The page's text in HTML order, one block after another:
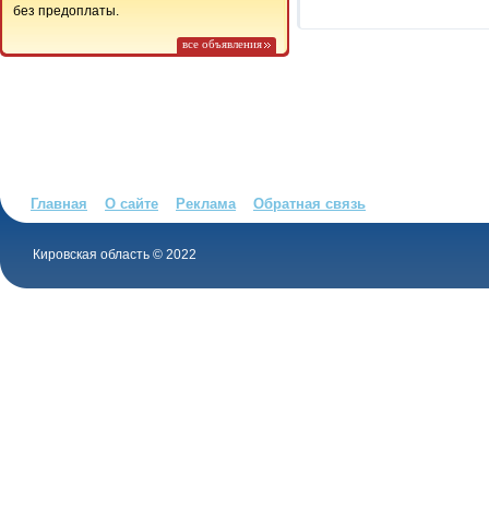
без предоплаты.
все объявления
Главная О сайте Реклама Обратная связь
Кировская область © 2022